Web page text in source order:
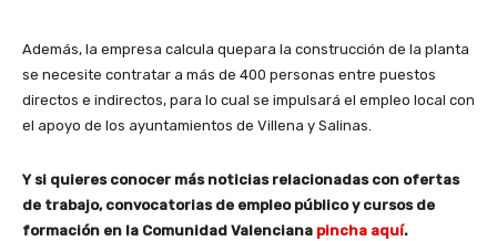
Además, la empresa calcula quepara la construcción de la planta
se necesite contratar a más de 400 personas entre puestos
directos e indirectos, para lo cual se impulsará el empleo local con
el apoyo de los ayuntamientos de Villena y Salinas.
Y si quieres conocer más noticias relacionadas con ofertas
de trabajo, convocatorias de empleo público y cursos de
formación en la Comunidad Valenciana pincha aquí.